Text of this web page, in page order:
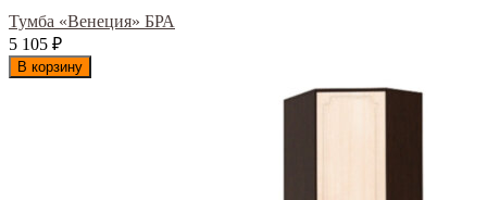
Тумба «Венеция» БРА
5 105 ₽
В корзину